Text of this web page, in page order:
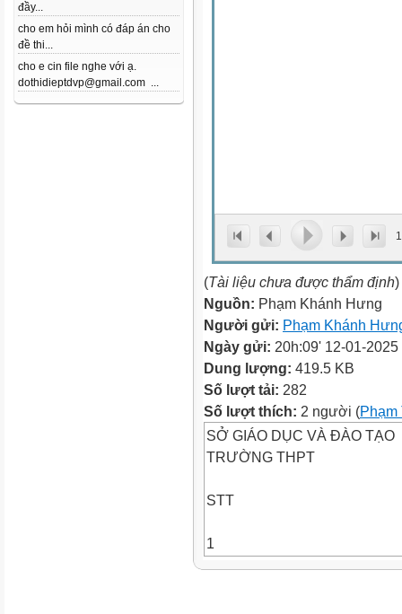
đầy...
cho em hỏi mình có đáp án cho
đề thi...
cho e cin file nghe với ạ.
dothidieptdvp@gmail.com ...
1
(Tài liệu chưa được thẩm định)
Nguồn: Phạm Khánh Hưng
Người gửi: Phạm Khánh
Ngày gửi: 20h:09' 12-01-2025
Dung lượng: 419.5 KB
Số lượt tải: 282
Số lượt thích: 2 người (Phạm
SỞ GIÁO DỤC VÀ ĐÀO TẠO
TRƯỜNG THPT
STT
1